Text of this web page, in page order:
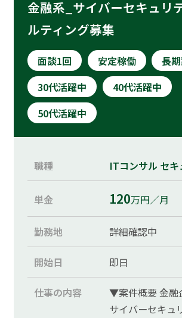
金融系_サイバーセキュリ
ルティング募集
面談1回 安定稼働
長
30代活躍中
40代活躍中
50代活躍中
職種 ITコンサル セキ
単金 120万円／月
勤務地 詳細確認中
開始日 即日
仕事の内容
▼案件概要 金融
サイバーセキュ